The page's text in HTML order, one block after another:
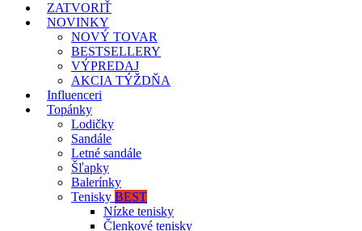
ZATVORIŤ
NOVINKY
NOVÝ TOVAR
BESTSELLERY
VÝPREDAJ
AKCIA TÝŽDŇA
Influenceri
Topánky
Lodičky
Sandále
Letné sandále
Šľapky
Balerínky
Tenisky BEST
Nízke tenisky
Členkové tenisky